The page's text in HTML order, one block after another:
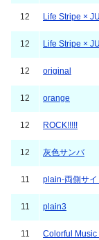
12 Life Stripe ×
12 Life Stripe ×
12 original
12 orange
12 ROCK!!!!!
12 灰色サンバ
11 plain-両側サイ
11 plain3
11 Colorful Music